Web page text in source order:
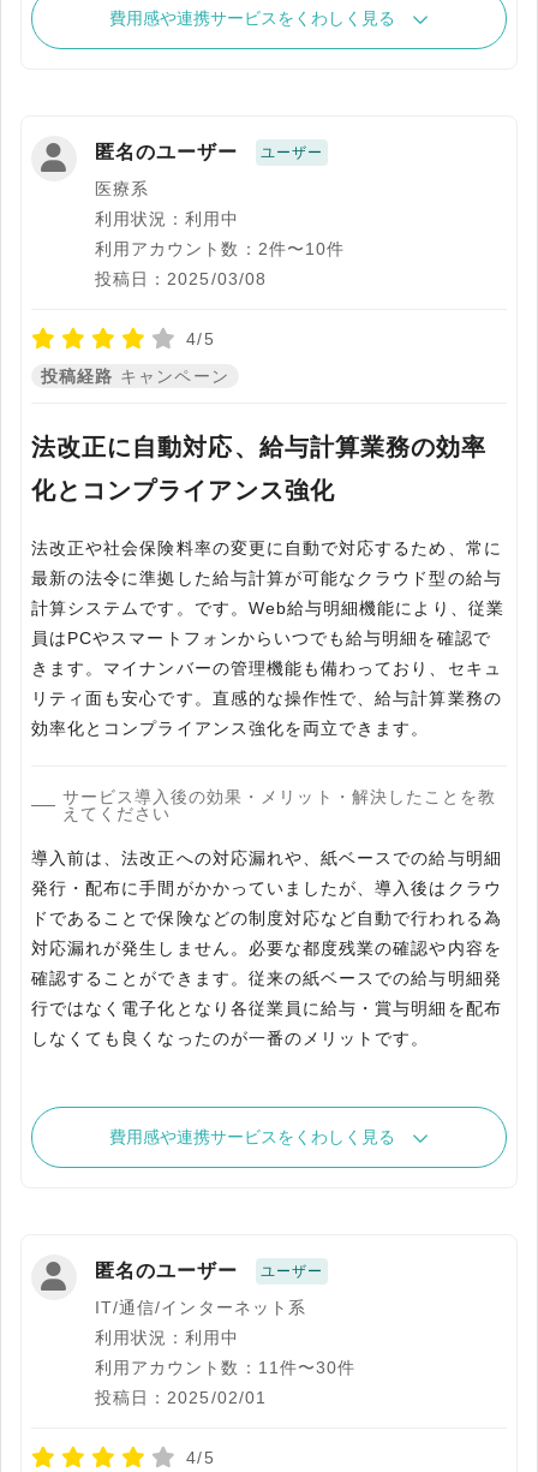
費用感や連携サービスをくわしく見る
匿名のユーザー ユーザー
医療系
利用状況：利用中
利用アカウント数：2件〜10件
投稿日：2025/03/08
4/5
投稿経路 キャンペーン
法改正に自動対応、給与計算業務の効率
化とコンプライアンス強化
法改正や社会保険料率の変更に自動で対応するため、常に
最新の法令に準拠した給与計算が可能なクラウド型の給与
計算システムです。です。Web給与明細機能により、従業
員はPCやスマートフォンからいつでも給与明細を確認で
きます。マイナンバーの管理機能も備わっており、セキュ
リティ面も安心です。直感的な操作性で、給与計算業務の
効率化とコンプライアンス強化を両立できます。
サービス導入後の効果・メリット・解決したことを教
えてください
導入前は、法改正への対応漏れや、紙ベースでの給与明細
発行・配布に手間がかかっていましたが、導入後はクラウ
ドであることで保険などの制度対応など自動で行われる為
対応漏れが発生しません。必要な都度残業の確認や内容を
確認することができます。従来の紙ベースでの給与明細発
行ではなく電子化となり各従業員に給与・賞与明細を配布
しなくても良くなったのが一番のメリットです。
費用感や連携サービスをくわしく見る
匿名のユーザー ユーザー
IT/通信/インターネット系
利用状況：利用中
利用アカウント数：11件〜30件
投稿日：2025/02/01
4/5